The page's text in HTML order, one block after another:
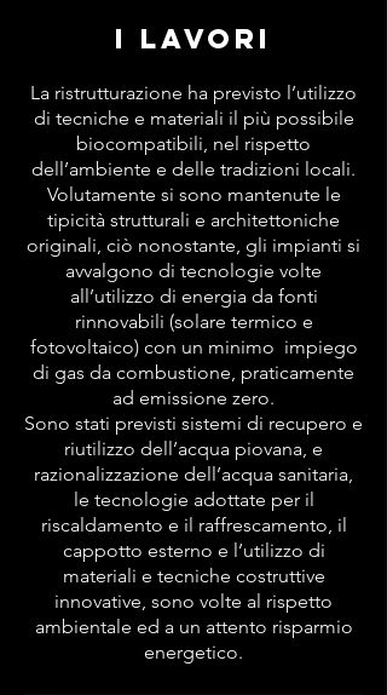
I LAVORI
La ristrutturazione ha previsto l’utilizzo
di tecniche e materiali il più possibile
biocompatibili, nel rispetto
dell’ambiente e delle tradizioni locali.
Volutamente si sono mantenute le
tipicità strutturali e architettoniche
originali, ciò nonostante, gli impianti si
avvalgono di tecnologie volte
all’utilizzo di energia da fonti
rinnovabili (solare termico e
fotovoltaico) con un minimo impiego
di gas da combustione, praticamente
ad emissione zero.
Sono stati previsti sistemi di recupero e
riutilizzo dell’acqua piovana, e
razionalizzazione dell’acqua sanitaria,
le tecnologie adottate per il
riscaldamento e il raffrescamento, il
cappotto esterno e l’utilizzo di
materiali e tecniche costruttive
innovative, sono volte al rispetto
ambientale ed a un attento risparmio
energetico.